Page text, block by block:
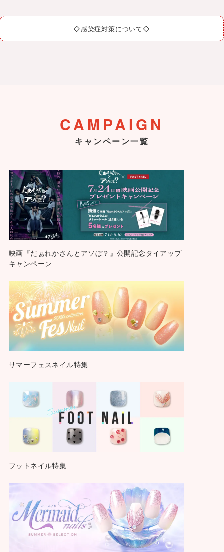
◇感染症対策について◇
CAMPAIGN
キャンペーン一覧
映画『だぁれかさんとアソぼ？』公開記念タイアップ
キャンペーン
サマーフェスネイル特集
フットネイル特集